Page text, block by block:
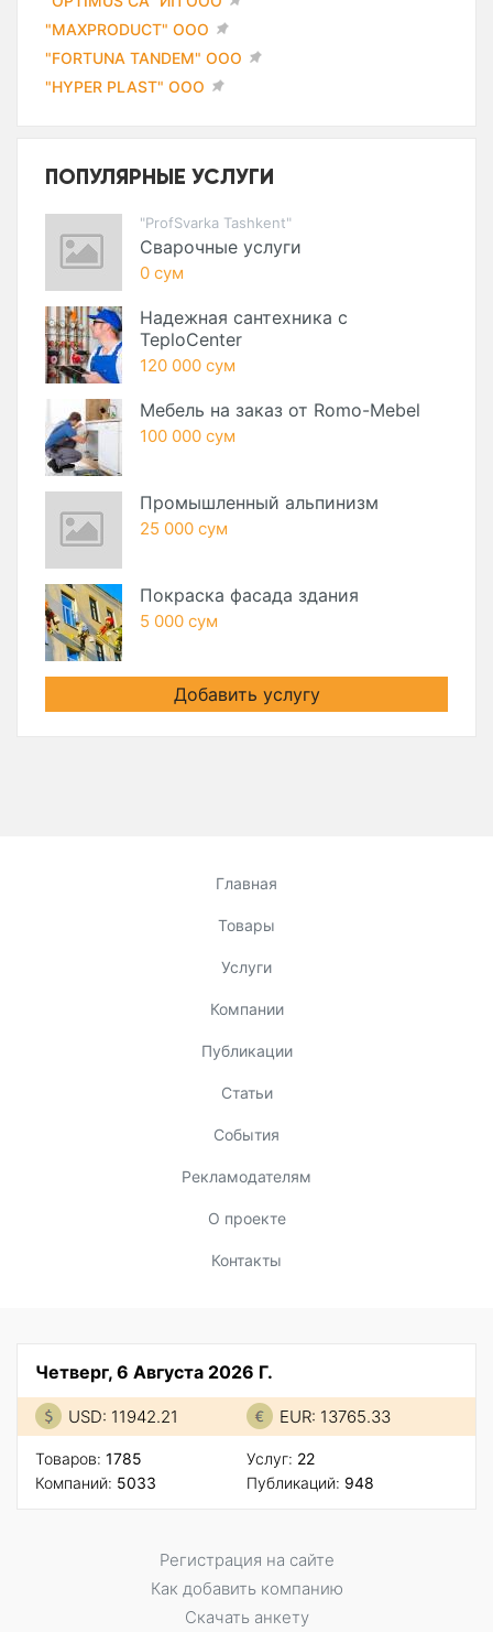
"MAXPRODUCT" ООО
"FORTUNA TANDEM" ООО
"HYPER PLAST" ООО
ПОПУЛЯРНЫЕ УСЛУГИ
"ProfSvarka Tashkent"
Сварочные услуги
0 сум
Надежная сантехника с
TeploCenter
120 000 сум
Мебель на заказ от Romo-Mebel
100 000 сум
Промышленный альпинизм
25 000 сум
Покраска фасада здания
5 000 сум
Добавить услугу
Главная
Товары
Услуги
Компании
Публикации
Статьи
События
Рекламодателям
О проекте
Контакты
Четверг, 6 Августа 2026 Г.
USD: 11942.21 EUR: 13765.33
Товаров: 1785
Компаний: 5033
Услуг: 22
Публикаций: 948
Регистрация на сайте
Как добавить компанию
Скачать анкету